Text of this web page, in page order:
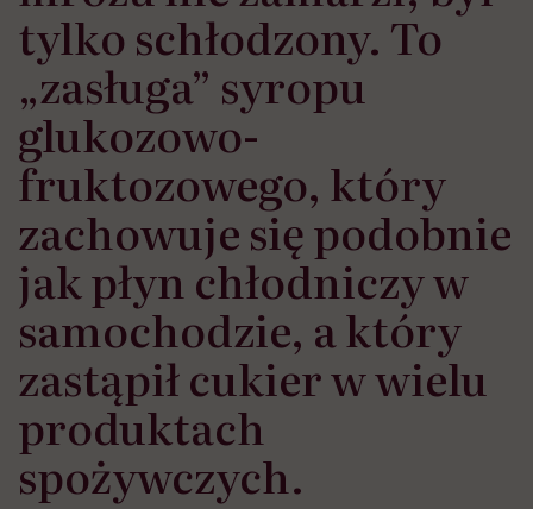
tylko schłodzony. To
„zasługa” syropu
glukozowo-
fruktozowego, który
zachowuje się podobnie
jak płyn chłodniczy w
samochodzie, a który
zastąpił cukier w wielu
produktach
spożywczych.